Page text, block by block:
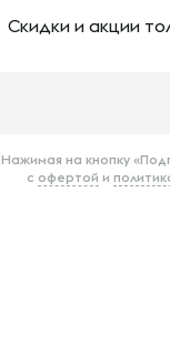
Скидки и акции
Нажимая на кнопку
с офертой и